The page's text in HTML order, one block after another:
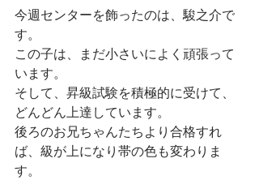
今週センターを飾ったのは、駿之介で
す。
この子は、まだ小さいによく頑張って
います。
そして、昇級試験を積極的に受けて、
どんどん上達しています。
後ろのお兄ちゃんたちより合格すれ
ば、級が上になり帯の色も変わりま
す。